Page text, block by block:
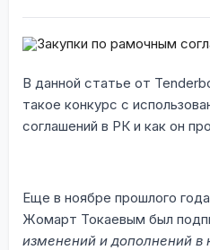
В данной статье от
такое конкурс с
соглашений в РК и как он
Еще в ноябре прошлого
Жомарт Токаевым был
изменений и дополнений в